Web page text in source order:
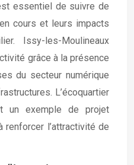
essentiel de suivre de
cours et leurs impacts
Issy-les-Moulineaux
grâce à la présence
du secteur numérique
L’écoquartier
exemple de projet
renforcer l’attractivité de